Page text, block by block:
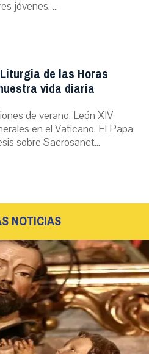
jóvenes. ...
de las Horas
vida diaria
de verano, León XIV
en el Vaticano. El Papa
sobre Sacrosanct...
NOTICIAS